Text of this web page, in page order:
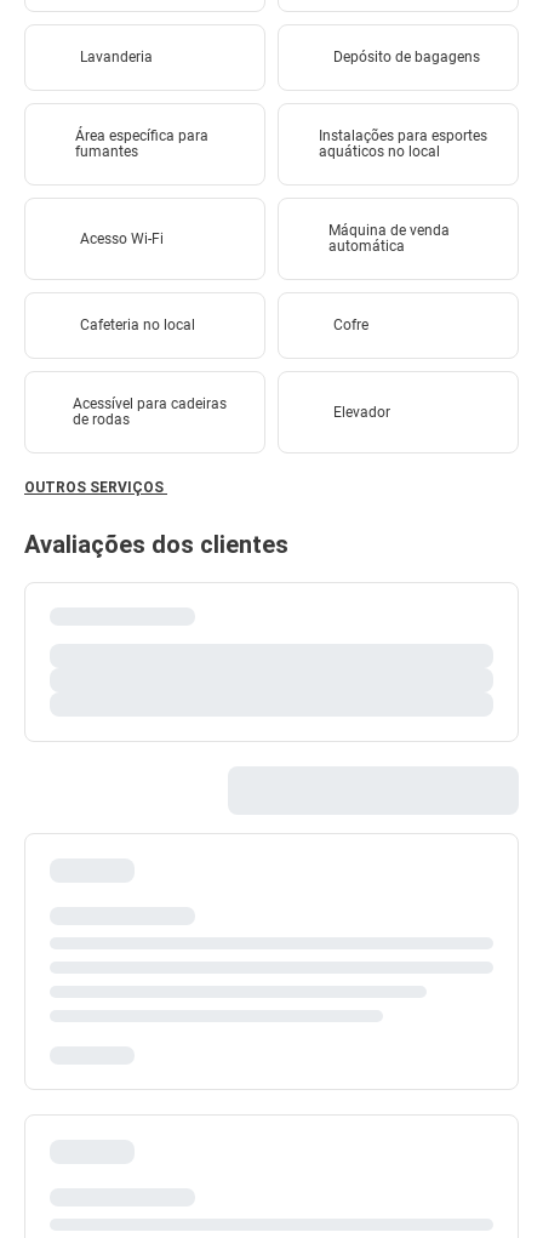
Lavanderia Depósito de bagagens
Área específica para
fumantes
Instalações para esportes
aquáticos no local
Acesso Wi-Fi
Máquina de venda
automática
Cafeteria no local Cofre
Acessível para cadeiras
de rodas
Elevador
OUTROS SERVIÇOS
Avaliações dos clientes